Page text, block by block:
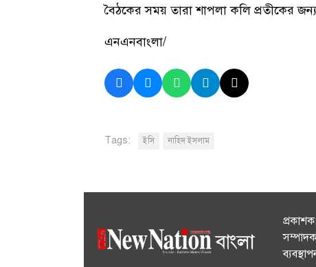
বৈঠকের সময় তারা শাপলা কলি প্রতীকের জন্য
এনএনবাংলা/
Tags: ইসি নাহিদ ইসলাম